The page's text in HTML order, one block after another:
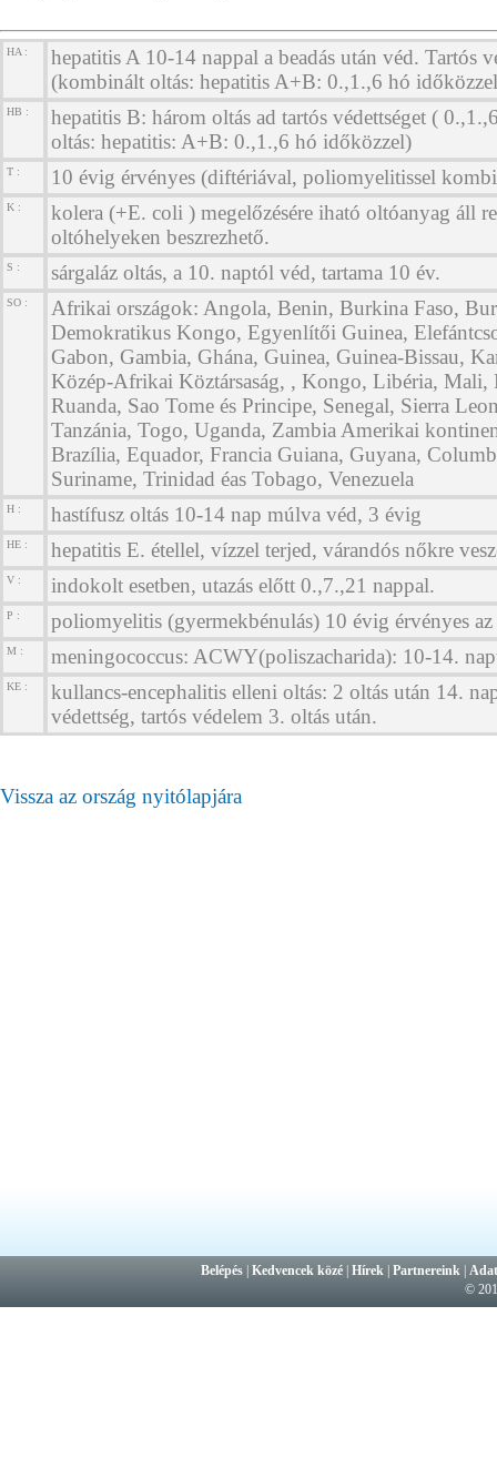
HA :
hepatitis A 10-14 nappal a beadás után véd. Tartós
(kombinált oltás: hepatitis A+B: 0.,1.,6 hó
HB :
hepatitis B: három oltás ad tartós védettséget (
oltás: hepatitis: A+B: 0.,1.,6 hó időközzel)
T : 10 évig érvényes (diftériával, poliomyelitissel
K :
kolera (+E. coli ) megelőzésére iható oltóanyag áll
oltóhelyeken beszrezhető.
S : sárgaláz oltás, a 10. naptól véd, tartama 10 év.
SO :
Afrikai országok: Angola, Benin, Burkina Faso,
Demokratikus Kongo, Egyenlítői Guinea,
Gabon, Gambia, Ghána, Guinea, Guinea-Bissau,
Közép-Afrikai Köztársaság, , Kongo, Libéria, Mali,
Ruanda, Sao Tome és Principe, Senegal, Sierra
Tanzánia, Togo, Uganda, Zambia Amerikai
Brazília, Equador, Francia Guiana, Guyana,
Suriname, Trinidad éas Tobago, Venezuela
H : hastífusz oltás 10-14 nap múlva véd, 3 évig
HE : hepatitis E. étellel, vízzel terjed, várandós nőkre
V : indokolt esetben, utazás előtt 0.,7.,21 nappal.
P : poliomyelitis (gyermekbénulás) 10 évig érvényes az
M : meningococcus: ACWY(poliszacharida): 10-14.
KE :
kullancs-encephalitis elleni oltás: 2 oltás után 14.
védettség, tartós védelem 3. oltás után.
Vissza az ország nyitólapjára
Belépés |Kedvencek közé |Hírek |Partnereink |
©